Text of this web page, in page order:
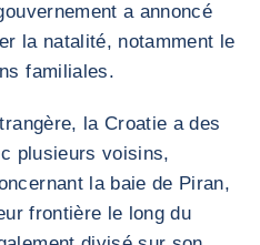
a annoncé
la natalité, notamment le
familiales.
la Croatie a des
plusieurs voisins,
la baie de Piran,
frontière le long du